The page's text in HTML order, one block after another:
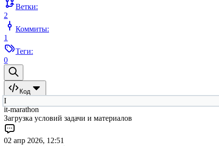
Ветки:
2
Коммиты:
1
Теги:
0
Код
I
it-marathon
Загрузка условий задачи и материалов
02 апр 2026, 12:51